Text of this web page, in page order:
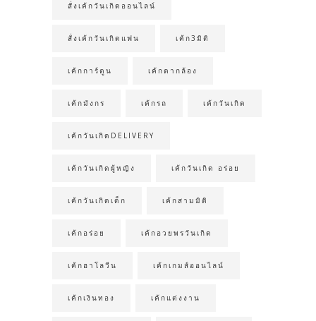
สั่งเค้กวันเกิดออนไลน์
สั่งเค้กวันเกิดแฟน เค้ก3มิติ
เค้กการ์ตูน เค้กตากล้อง
เค้กมังกร เค้กรถ เค้กวันเกิด
เค้กวันเกิดDELIVERY
เค้กวันเกิดผู้หญิง เค้กวันเกิด อร่อย
เค้กวันเกิดเด็ก เค้กสามมิติ
เค้กอร่อย เค้กอวยพรวันเกิด
เค้กฮาโลวีน เค้กเกมส์ออนไลน์
เค้กเงินทอง เค้กแต่งงาน